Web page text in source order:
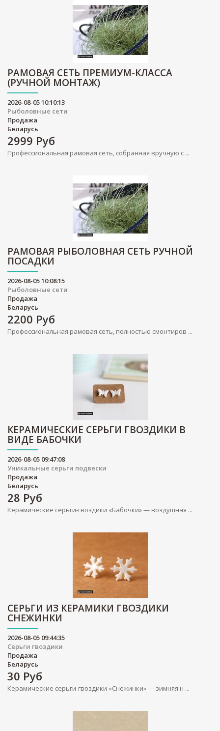
РАМОВАЯ СЕТЬ ПРЕМИУМ-КЛАССА
(РУЧНОЙ МОНТАЖ)
2026-08-05 10:10:13
Рыболовные сети
Продажа
Беларусь
2999 Руб
Профессиональная рамовая сеть, собранная вручную с ...
РАМОВАЯ РЫБОЛОВНАЯ СЕТЬ РУЧНОЙ
ПОСАДКИ
2026-08-05 10:08:15
Рыболовные сети
Продажа
Беларусь
2200 Руб
Профессиональная рамовая сеть, полностью смонтиров ...
КЕРАМИЧЕСКИЕ СЕРЬГИ ГВОЗДИКИ В
ВИДЕ БАБОЧКИ
2026-08-05 09:47:08
Уникальные серьги подвески
Продажа
Беларусь
28 Руб
Керамические серьги-гвоздики «Бабочки» — воздушная ...
СЕРЬГИ ИЗ КЕРАМИКИ ГВОЗДИКИ
СНЕЖИНКИ
2026-08-05 09:44:35
Серьги гвоздики
Продажа
Беларусь
30 Руб
Керамические серьги-гвоздики «Снежинки» — зимняя н ...